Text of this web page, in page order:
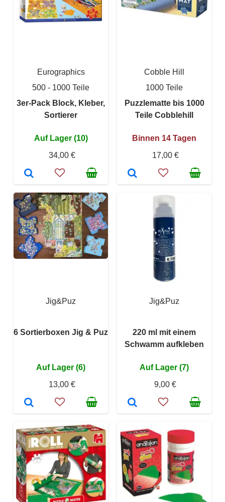
Eurographics
500 - 1000 Teile
3er-Pack Block, Kleber,
Sortierer
Auf Lager (10)
34,00 €
Cobble Hill
1000 Teile
Puzzlematte bis 1000
Teile Cobblehill
Binnen 14 Tagen
17,00 €
Jig&Puz
6 Sortierboxen Jig & Puz
Auf Lager (6)
13,00 €
Jig&Puz
220 ml mit einem
Schwamm aufkleben
Auf Lager (7)
9,00 €